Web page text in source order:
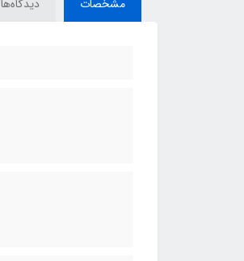
مشخصات دیدگاه‌ها